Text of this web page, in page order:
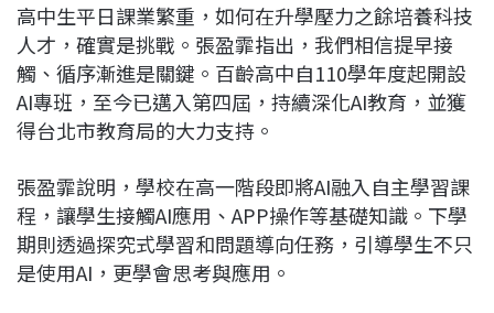
高中生平日課業繁重，如何在升學壓力之餘培養科技
人才，確實是挑戰。張盈霏指出，我們相信提早接
觸、循序漸進是關鍵。百齡高中自110學年度起開設
AI專班，至今已邁入第四屆，持續深化AI教育，並獲
得台北市教育局的大力支持。
張盈霏說明，學校在高一階段即將AI融入自主學習課
程，讓學生接觸AI應用、APP操作等基礎知識。下學
期則透過探究式學習和問題導向任務，引導學生不只
是使用AI，更學會思考與應用。